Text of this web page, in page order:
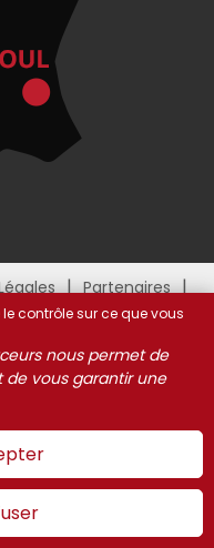
Partenaires
contrôle sur ce que vous
nous permet de
de vous garantir une